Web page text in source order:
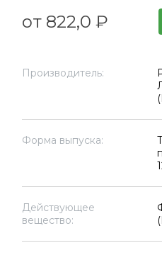
от 822,0 ₽
Производитель:
Форма выпуска:
Действующее
вещество: